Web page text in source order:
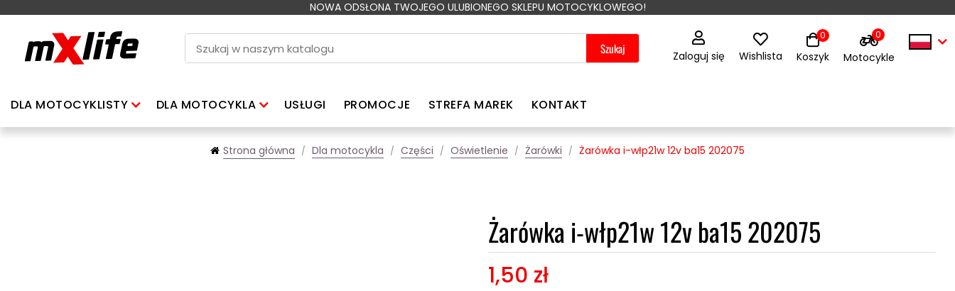
NOWA ODSŁONA TWOJEGO ULUBIONEGO SKLEPU MOTOCYKLOWEGO!
Szukaj Zaloguj się Wishlista Koszyk
0 0
Motocykle
DLA MOTOCYKLISTY DLA MOTOCYKLA USŁUGI PROMOCJE STREFA MAREK KONTAKT
Strona główna Dla motocykla Części Oświetlenie Żarówki Żarówka i-włp21w 12v ba15 202075
Żarówka i-włp21w 12v ba15 202075
1,50 zł